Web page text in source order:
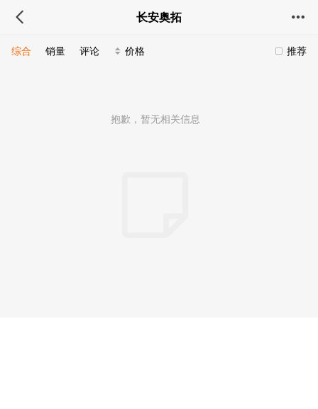
长安奥拓
推荐
综合 销量 评论 价格
抱歉，暂无相关信息